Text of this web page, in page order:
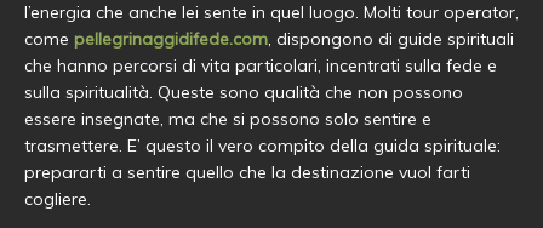
l’energia che anche lei sente in quel luogo. Molti tour operator,
come pellegrinaggidifede.com, dispongono di guide spirituali
che hanno percorsi di vita particolari, incentrati sulla fede e
sulla spiritualità. Queste sono qualità che non possono
essere insegnate, ma che si possono solo sentire e
trasmettere. E’ questo il vero compito della guida spirituale:
prepararti a sentire quello che la destinazione vuol farti
cogliere.